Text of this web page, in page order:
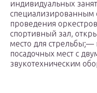
индивидуальных
специализированным
проведения
спортивный зал,
место для
посадочных мест с
звукотехническим